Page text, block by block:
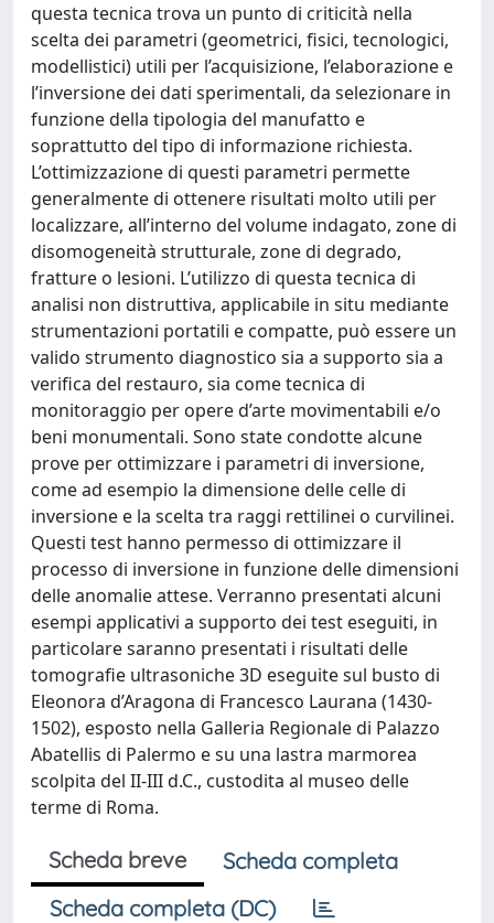
questa tecnica trova un punto di criticità nella
scelta dei parametri (geometrici, fisici, tecnologici,
modellistici) utili per l’acquisizione, l’elaborazione e
l’inversione dei dati sperimentali, da selezionare in
funzione della tipologia del manufatto e
soprattutto del tipo di informazione richiesta.
L’ottimizzazione di questi parametri permette
generalmente di ottenere risultati molto utili per
localizzare, all’interno del volume indagato, zone di
disomogeneità strutturale, zone di degrado,
fratture o lesioni. L’utilizzo di questa tecnica di
analisi non distruttiva, applicabile in situ mediante
strumentazioni portatili e compatte, può essere un
valido strumento diagnostico sia a supporto sia a
verifica del restauro, sia come tecnica di
monitoraggio per opere d’arte movimentabili e/o
beni monumentali. Sono state condotte alcune
prove per ottimizzare i parametri di inversione,
come ad esempio la dimensione delle celle di
inversione e la scelta tra raggi rettilinei o curvilinei.
Questi test hanno permesso di ottimizzare il
processo di inversione in funzione delle dimensioni
delle anomalie attese. Verranno presentati alcuni
esempi applicativi a supporto dei test eseguiti, in
particolare saranno presentati i risultati delle
tomografie ultrasoniche 3D eseguite sul busto di
Eleonora d’Aragona di Francesco Laurana (1430-
1502), esposto nella Galleria Regionale di Palazzo
Abatellis di Palermo e su una lastra marmorea
scolpita del II-III d.C., custodita al museo delle
terme di Roma.
Scheda breve
Scheda completa
Scheda completa (DC)